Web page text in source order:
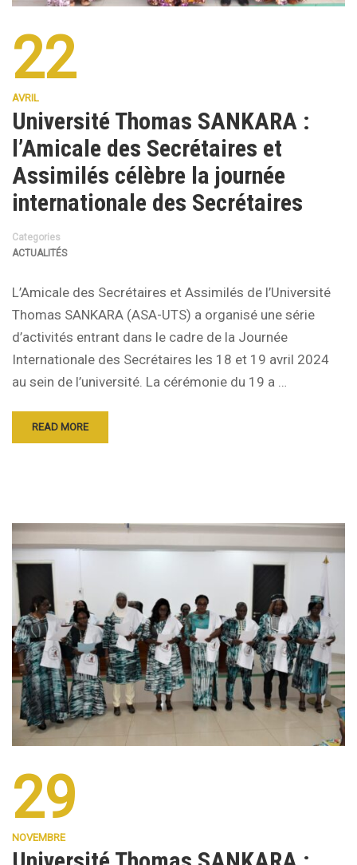
22
AVRIL
Université Thomas SANKARA :
l’Amicale des Secrétaires et
Assimilés célèbre la journée
internationale des Secrétaires
Categories
ACTUALITÉS
L’Amicale des Secrétaires et Assimilés de l’Université
Thomas SANKARA (ASA-UTS) a organisé une série
d’activités entrant dans le cadre de la Journée
Internationale des Secrétaires les 18 et 19 avril 2024
au sein de l’université. La cérémonie du 19 a …
READ MORE
29
NOVEMBRE